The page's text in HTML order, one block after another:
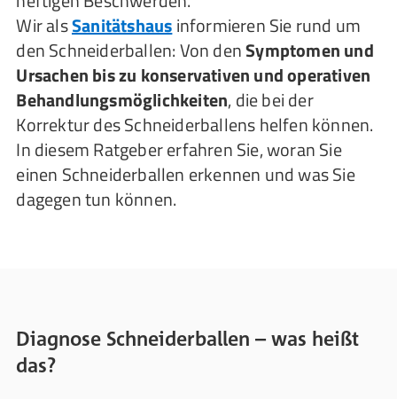
Wir alsSanitätshausinformieren Sie rund um
den Schneiderballen: Von denSymptomen und
Ursachen bis zu konservativen und operativen
Behandlungsmöglichkeiten, die bei der
Korrektur des Schneiderballens helfen können.
In diesem Ratgeber erfahren Sie, woran Sie
einen Schneiderballen erkennen und was Sie
dagegen tun können.
Diagnose Schneiderballen – was heißt
das?